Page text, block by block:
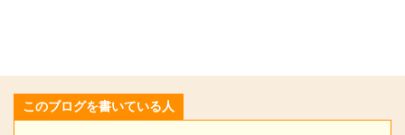
このブログを書いている人